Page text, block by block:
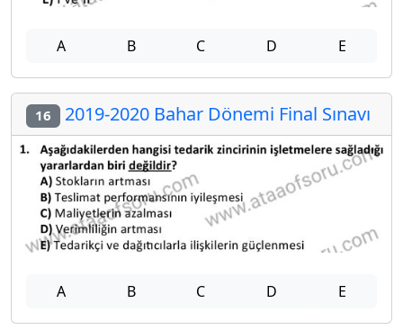
A B C D E
16 2019-2020 Bahar Dönemi Final Sınavı
A B C D E